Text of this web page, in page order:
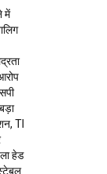
में
TI
हेड